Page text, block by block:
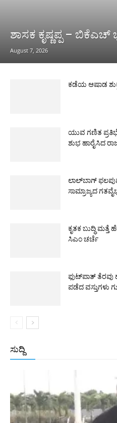
ಶಾಸಕ ಕೃಷ್ಣಪ್ಪ – ಬಿಕೆಎಚ್
August 7, 2026
ಕಡೆಯ ಆಷಾಡ
ಯುವ ಗಣಿತ
ಶುಭ ಹಾರೈಸಿದ
ಲಾಲ್‌ಬಾಗ್
ಸಾಮ್ರಾಜ್ಯದ
ಕೃತಕ ಬುದ್ಧಿ
ಸಿಎಂ ಚರ್ಚೆ
ಫುಟ್‌ಪಾತ್
ಪಡೆದ ವಸ್ತುಗಳು
ಸುದ್ದಿ